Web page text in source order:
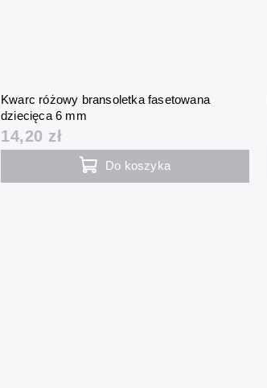
Kwarc różowy bransoletka fasetowana
dziecięca 6 mm
14,20 zł
Do koszyka